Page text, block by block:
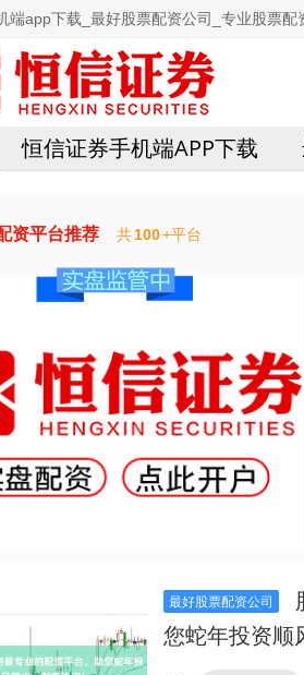
端app下载_最好股票配资公司_专业股票配
恒信证券手机端APP下载
资平台推荐 共100+平台
最好股票配资公司
您蛇年投资顺